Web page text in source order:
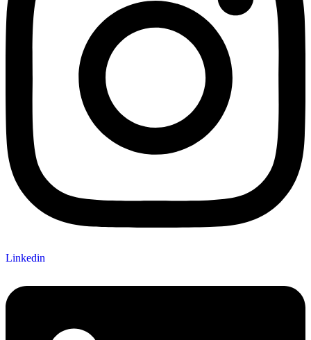
Linkedin